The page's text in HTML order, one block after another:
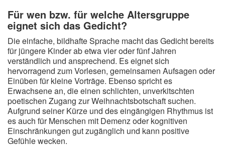
Für wen bzw. für welche Altersgruppe
eignet sich das Gedicht?
Die einfache, bildhafte Sprache macht das Gedicht bereits
für jüngere Kinder ab etwa vier oder fünf Jahren
verständlich und ansprechend. Es eignet sich
hervorragend zum Vorlesen, gemeinsamen Aufsagen oder
Einüben für kleine Vorträge. Ebenso spricht es
Erwachsene an, die einen schlichten, unverkitschten
poetischen Zugang zur Weihnachtsbotschaft suchen.
Aufgrund seiner Kürze und des eingängigen Rhythmus ist
es auch für Menschen mit Demenz oder kognitiven
Einschränkungen gut zugänglich und kann positive
Gefühle wecken.